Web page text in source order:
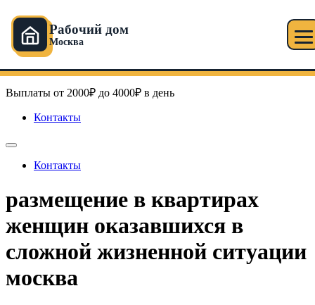
Рабочий дом
Москва
к
содержимому
Рабочий дом в Москве
Выплаты от 2000₽ до 4000₽ в день
Контакты
Контакты
размещение в квартирах
женщин оказавшихся в
сложной жизненной ситуации
москва